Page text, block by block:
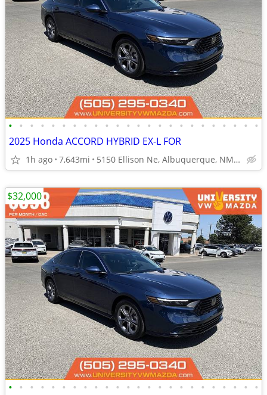
• • • • • • • • • • • • • • • • • • • • • • • •
2025 Honda ACCORD HYBRID EX-L FOR
1h ago 7,643mi 5150 Ellison Ne, Albuquerque, NM 97109
• • • • • • • • • • • • • • • • • • • • • • • •
$32,000